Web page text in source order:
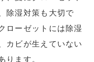
除湿対策も大切で
ローゼットには除湿
カビが生えていない
ります。